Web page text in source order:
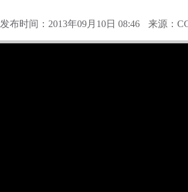
发布时间：2013年09月10日 08:46 来源：